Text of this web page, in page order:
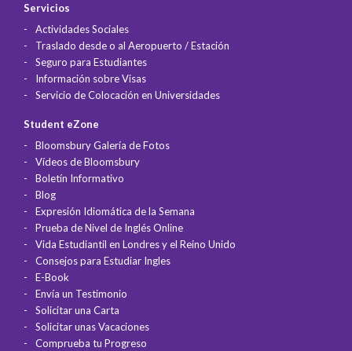
Servicios
Actividades Sociales
Traslado desde o al Aeropuerto / Estación
Seguro para Estudiantes
Información sobre Visas
Servicio de Colocación en Universidades
Student eZone
Bloomsbury Galería de Fotos
Vídeos de Bloomsbury
Boletín Informativo
Blog
Expresión Idiomática de la Semana
Prueba de Nivel de Inglés Online
Vida Estudiantil en Londres y el Reino Unido
Consejos para Estudiar Ingles
E-Book
Envía un Testimonio
Solicitar una Carta
Solicitar unas Vacaciones
Comprueba tu Progreso